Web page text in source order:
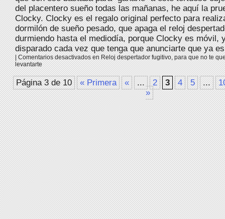
del placentero sueño todas las mañanas, he aquí la
Clocky. Clocky es el regalo original perfecto para
dormilón de sueño pesado, que apaga el reloj
durmiendo hasta el mediodía, porque Clocky es móvil,
disparado cada vez que tenga que anunciarte que ya
|Comentarios desactivadosen Reloj despertador fugitivo, para que no te
levantarte
Página 3 de 10 « Primera « ... 2 3 4 5 ...
»